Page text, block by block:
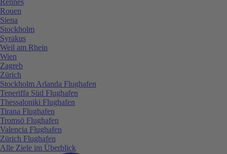
Rouen
Siena
Stockholm
Syrakus
Weil am Rhein
Wien
Zagreb
Zürich
Stockholm Arlanda Flughafen
Teneriffa Süd Flughafen
Thessaloniki Flughafen
Tirana Flughafen
Tromsö Flughafen
Valencia Flughafen
Zürich Flughafen
Alle Ziele im Überblick